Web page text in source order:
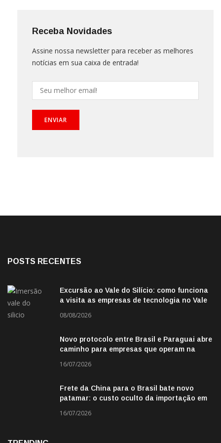
Receba Novidades
Assine nossa newsletter para receber as melhores
notícias em sua caixa de entrada!
POSTS RECENTES
Excursão ao Vale do Silício: como funciona
a visita as empresas de tecnologia no Vale
08/08/2026
Novo protocolo entre Brasil e Paraguai abre
caminho para empresas que operam na
16/07/2026
Frete da China para o Brasil bate novo
patamar: o custo oculto da importação em
16/07/2026